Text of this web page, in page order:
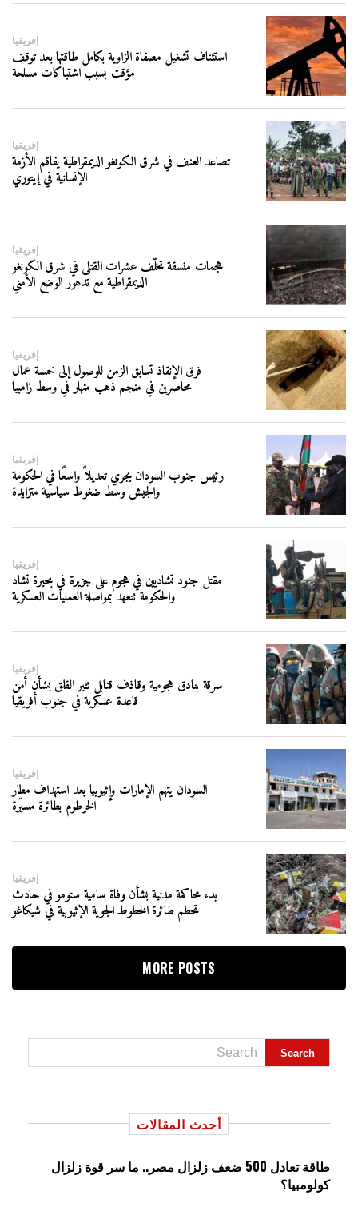
إفريقيا
استئناف تشغيل مصفاة الزاوية بكامل طاقتها بعد توقف
مؤقت بسبب اشتباكات مسلحة
إفريقيا
تصاعد العنف في شرق الكونغو الديمقراطية يفاقم الأزمة
الإنسانية في إيتوري
إفريقيا
هجمات منسقة تخلّف عشرات القتلى في شرق الكونغو
الديمقراطية مع تدهور الوضع الأمني
إفريقيا
فرق الإنقاذ تسابق الزمن للوصول إلى خمسة عمال
محاصرين في منجم ذهب منهار في وسط زامبيا
إفريقيا
رئيس جنوب السودان يجري تعديلاً واسعًا في الحكومة
والجيش وسط ضغوط سياسية متزايدة
إفريقيا
مقتل جنود تشاديين في هجوم على جزيرة في بحيرة تشاد
والحكومة تتعهد بمواصلة العمليات العسكرية
إفريقيا
سرقة بنادق هجومية وقاذف قنابل تثير القلق بشأن أمن
قاعدة عسكرية في جنوب أفريقيا
إفريقيا
السودان يتهم الإمارات وإثيوبيا بعد استهداف مطار
الخرطوم بطائرة مسيّرة
إفريقيا
بدء محاكمة مدنية بشأن وفاة سامية ستومو في حادث
تحطم طائرة الخطوط الجوية الإثيوبية في شيكاغو
MORE POSTS
أحدث المقالات
طاقة تعادل 500 ضعف زلزال مصر.. ما سر قوة زلزال
كولومبيا؟